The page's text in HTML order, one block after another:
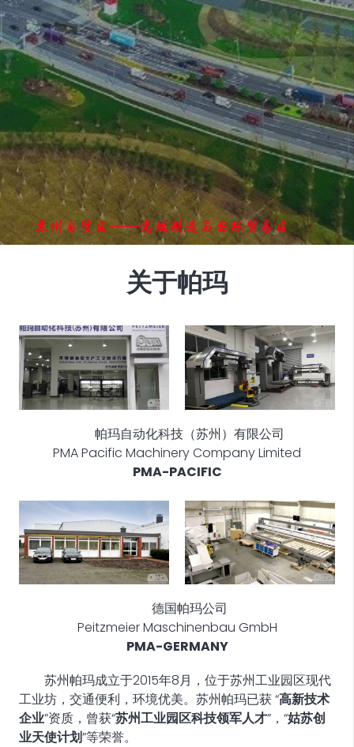
关于帕玛
帕玛自动化科技（苏州）有限公司
PMA Pacific Machinery Company Limited
PMA-PACIFIC
德国帕玛公司
Peitzmeier Maschinenbau GmbH
PMA-GERMANY
苏州帕玛成立于2015年8月，位于苏州工业园区现代
工业坊，交通便利，环境优美。苏州帕玛已获 “高新技术
企业”资质，曾获“苏州工业园区科技领军人才”，“姑苏创
业天使计划”等荣誉。